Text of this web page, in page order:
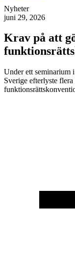
Nyheter
juni 29, 2026
Krav på att
Under ett seminarium
Sverige efterlyste